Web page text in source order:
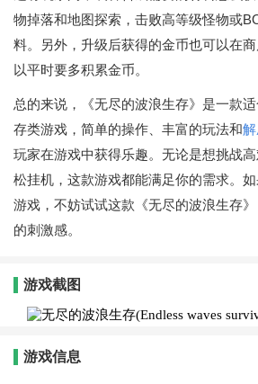
物掉落和地图探索，击败高等级怪物或
料。另外，升级后获得的金币也可以在
以平时要多积累金币。
总的来说，《无尽的波浪生存》是一款
存类游戏，简单的操作、丰富的玩法和
玩家在游戏中获得乐趣。无论是想挑战
松挂机，这款游戏都能满足你的需求。
游戏，不妨试试这款《无尽的波浪生存
的刺激感。
游戏截图
游戏信息